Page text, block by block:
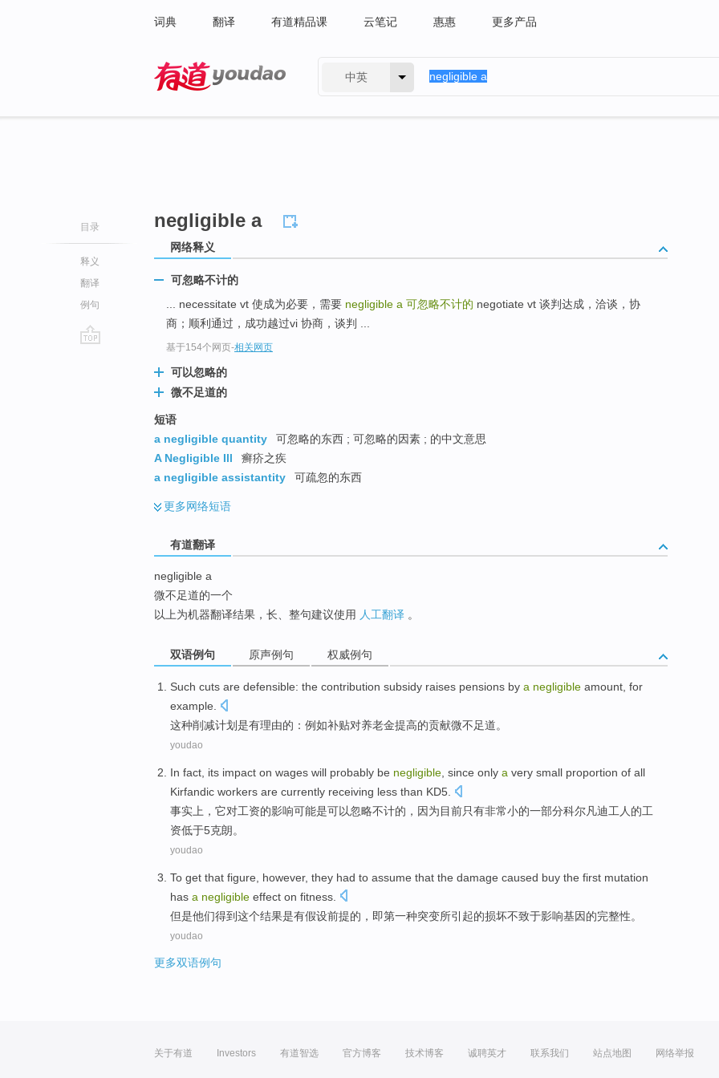
词典 翻译 有道精品课 云笔记 惠惠 更多产品
中英
目录
释义
翻译
例句
negligible a
网络释义
可忽略不计的
... necessitate vt 使成为必要，需要 negligible a 可忽略不计的 negotiate vt 谈判达成，洽谈，协
商；顺利通过，成功越过vi 协商，谈判 ...
基于154个网页-相关网页
可以忽略的
微不足道的
短语
a negligible quantity
可忽略的东西 ; 可忽略的因素 ; 的中文意思
A Negligible Ill
癣疥之疾
a negligible assistantity
可疏忽的东西
更多网络短语
有道翻译
negligible a
微不足道的一个
以上为机器翻译结果，长、整句建议使用 人工翻译 。
双语例句 原声例句 权威例句
Such cuts are defensible: the contribution subsidy raises pensions by a negligible amount for
example
这种削减计划是有理由的： 例如补贴对养老金提高的贡献微不足道。
youdao
In fact its impact on wages will probably be negligible since only a very small proportion of all
Kirfandic workers are currently receiving less than KD5
事实上 ， 它对工资的影响可能是可以忽略不计的， 因为目前只有非常小的一部分科尔凡迪工人 的工
资低于5克朗。
youdao
To get that figure, however, they had to assume that the damage caused buy the first mutation
has a negligible effect on fitness.
但是他们得到这个结果是有假设前提的，即第一种突变所引起的损坏不致于影响基因的完整性。
youdao
更多双语例句
关于有道 Investors 有道智选 官方博客 技术博客 诚聘英才 联系我们 站点地图 网络举报